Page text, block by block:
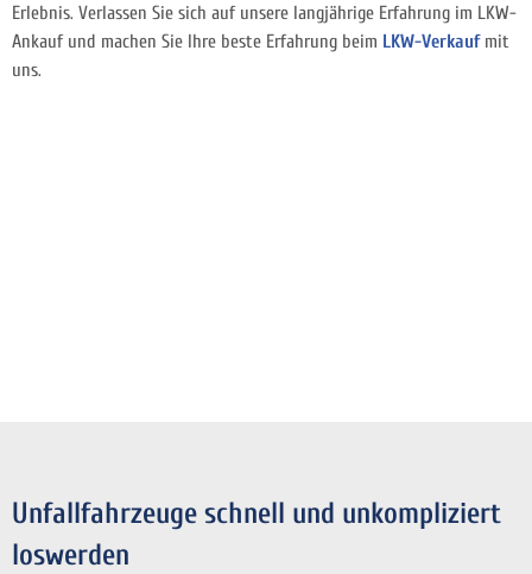
Erlebnis. Verlassen Sie sich auf unsere langjährige Erfahrung im LKW-
Ankauf und machen Sie Ihre beste Erfahrung beim LKW-Verkaufmit
uns.
Unfallfahrzeuge schnell und unkompliziert
loswerden